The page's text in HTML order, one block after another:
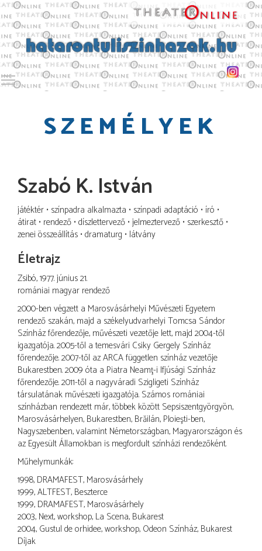
Toggle main menu visibility
SZEMÉLYEK
Szabó K. István
játéktér színpadra alkalmazta színpadi adaptáció író
átirat rendező díszlettervező jelmeztervező szerkesztő
zenei összeállítás dramaturg látvány
Életrajz
Zsibó, 1977. június 21.
romániai magyar rendező
2000-ben végzett a Marosvásárhelyi Művészeti Egyetem
rendező szakán, majd a székelyudvarhelyi Tomcsa Sándor
Színház főrendezője, művészeti vezetője lett, majd 2004-től
igazgatója. 2005-től a temesvári Csiky Gergely Színház
főrendezője. 2007-től az ARCA független színház vezetője
Bukarestben. 2009 óta a Piatra Neamţ-i Ifjúsági Színház
főrendezője. 2011-től a nagyváradi Szigligeti Színház
társulatának művészeti igazgatója. Számos romániai
színházban rendezett már, többek között Sepsiszentgyörgyön,
Marosvásárhelyen, Bukarestben, Brăilán, Ploieşti-ben,
Nagyszebenben, valamint Németországban, Magyarországon és
az Egyesült Államokban is megfordult színházi rendezőként.
Műhelymunkák:
1998, DRAMAFEST, Marosvásárhely
1999, ALTFEST, Beszterce
1999, DRAMAFEST, Marosvásárhely
2003, Next, workshop, La Scena, Bukarest
2004, Gustul de orhidee, workshop, Odeon Színház, Bukarest
Díjak